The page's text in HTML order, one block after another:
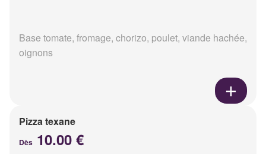
Base tomate, fromage, chorizo, poulet, viande hachée,
oignons
Pizza texane
Dès 10.00 €